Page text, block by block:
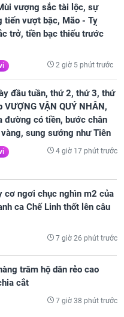
vượng sắc tài lộc, sự
tiến vượt bậc, Mão - Tỵ
trở, tiền bạc thiếu trước
2 giờ 5 phút trước
đầu tuần, thứ 2, thứ 3, thứ
VƯỢNG VẬN QUÝ NHÂN,
đường có tiền, bước chân
sung sướng như Tiên
4 giờ 17 phút trước
cơ ngơi chục nghìn m2 của
ca Chế Linh thốt lên câu
7 giờ 26 phút trước
trăm hộ dân rẻo cao
cắt
7 giờ 38 phút trước